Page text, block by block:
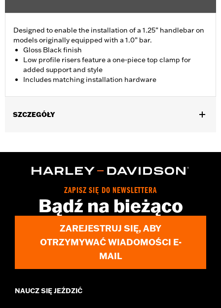
Designed to enable the installation of a 1.25” handlebar on
models originally equipped with a 1.0” bar.
Gloss Black finish
Low profile risers feature a one-piece top clamp for
added support and style
Includes matching installation hardware
SZCZEGÓŁY
Sold In Units:Each
Top clamp, risers (2), screws (4), spacer (2),
installation instructions
WARRANTY:1 year limited warranty – Go towww.h-
for full details
ZAPISZ SIĘ DO NEWSLETTERA
Bądź na bieżąco
ZAREJESTRUJ SIĘ, ABY
OTRZYMYWAĆ WIADOMOŚCI E-
MAIL
NAUCZ SIĘ JEŹDZIĆ